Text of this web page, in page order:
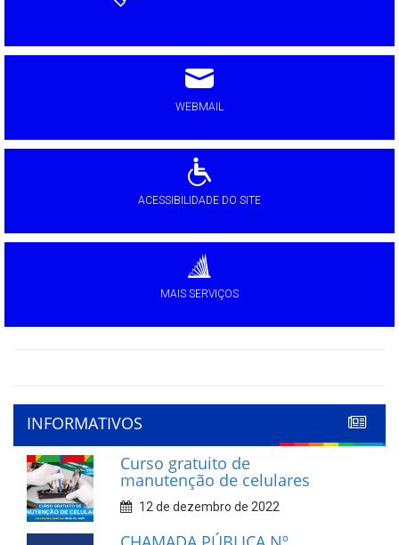
WEBMAIL
ACESSIBILIDADE DO SITE
MAIS SERVIÇOS
INFORMATIVOS
Curso gratuito de
manutenção de celulares
12 de dezembro de 2022